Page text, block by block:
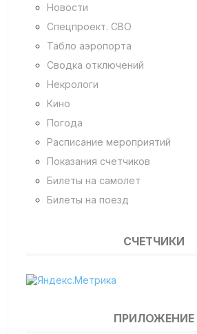
Новости
Спецпроект. СВО
Табло аэропорта
Сводка отключений
Некрологи
Кино
Погода
Расписание мероприятий
Показания счетчиков
Билеты на самолет
Билеты на поезд
СЧЕТЧИКИ
ПРИЛОЖЕНИЕ